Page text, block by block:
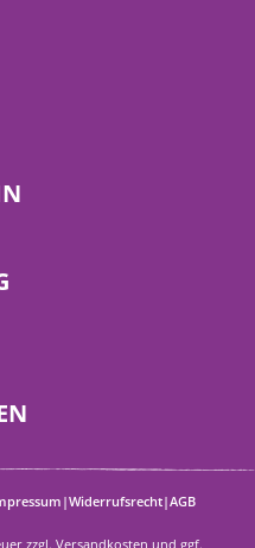
In unserem Blog
Widerrufsrecht AGB
zzgl. Versandkosten und ggf.